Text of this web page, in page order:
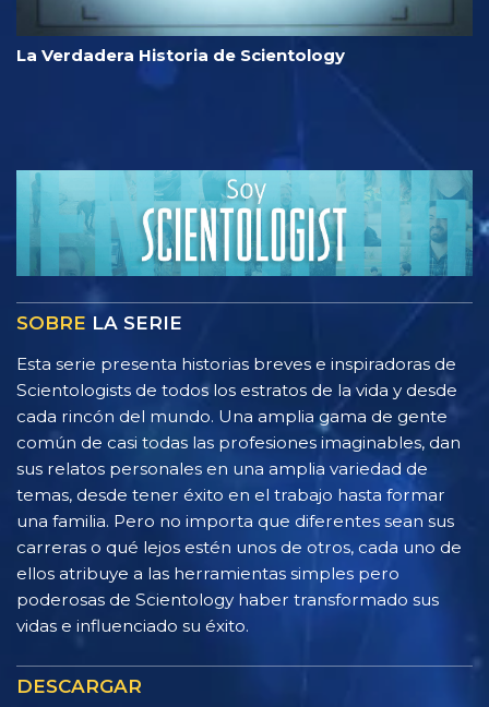
La Verdadera Historia de Scientology
SOBRE LA SERIE
Esta serie presenta historias breves e inspiradoras de
Scientologists de todos los estratos de la vida y desde
cada rincón del mundo. Una amplia gama de gente
común de casi todas las profesiones imaginables, dan
sus relatos personales en una amplia variedad de
temas, desde tener éxito en el trabajo hasta formar
una familia. Pero no importa que diferentes sean sus
carreras o qué lejos estén unos de otros, cada uno de
ellos atribuye a las herramientas simples pero
poderosas de Scientology haber transformado sus
vidas e influenciado su éxito.
DESCARGAR